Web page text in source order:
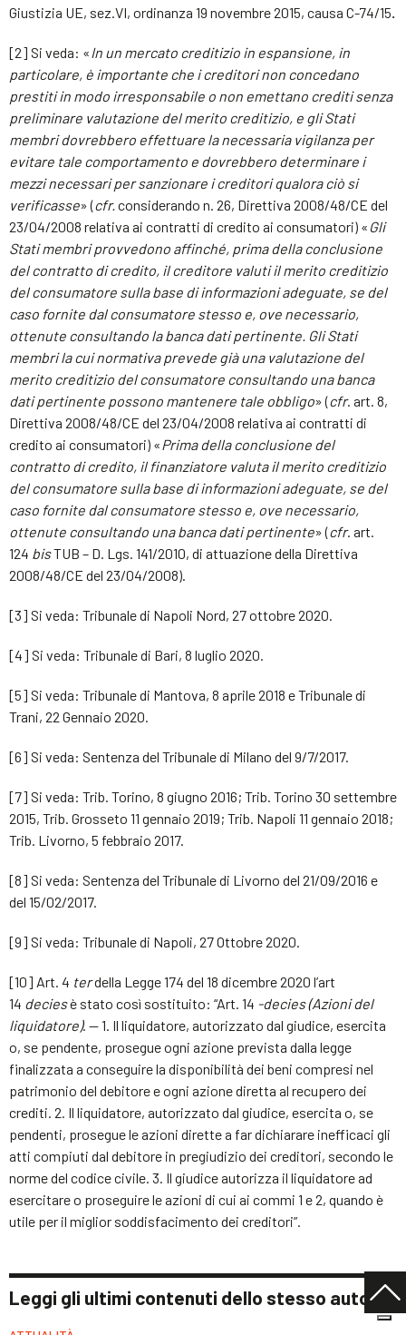
Giustizia UE, sez.VI, ordinanza 19 novembre 2015, causa C-74/15.
[2] Si veda: «In un mercato creditizio in espansione, in
particolare, è importante che i creditori non concedano
prestiti in modo irresponsabile o non emettano crediti senza
preliminare valutazione del merito creditizio, e gli Stati
membri dovrebbero effettuare la necessaria vigilanza per
evitare tale comportamento e dovrebbero determinare i
mezzi necessari per sanzionare i creditori qualora ciò si
verificasse» (cfr.considerando n. 26, Direttiva 2008/48/CE del
23/04/2008 relativa ai contratti di credito ai consumatori) « Gli
Stati membri provvedono affinché, prima della conclusione
del contratto di credito, il creditore valuti il merito creditizio
del consumatore sulla base di informazioni adeguate, se del
caso fornite dal consumatore stesso e, ove necessario,
ottenute consultando la banca dati pertinente. Gli Stati
membri la cui normativa prevede già una valutazione del
merito creditizio del consumatore consultando una banca
dati pertinente possono mantenere tale obbligo» (cfr. art. 8,
Direttiva 2008/48/CE del 23/04/2008 relativa ai contratti di
credito ai consumatori) «Prima della conclusione del
contratto di credito, il finanziatore valuta il merito creditizio
del consumatore sulla base di informazioni adeguate, se del
caso fornite dal consumatore stesso e, ove necessario,
ottenute consultando una banca dati pertinente» (cfr. art.
124 bisTUB – D. Lgs. 141/2010, di attuazione della Direttiva
2008/48/CE del 23/04/2008).
[3] Si veda: Tribunale di Napoli Nord, 27 ottobre 2020.
[4] Si veda: Tribunale di Bari, 8 luglio 2020.
[5] Si veda: Tribunale di Mantova, 8 aprile 2018 e Tribunale di
Trani, 22 Gennaio 2020.
[6] Si veda: Sentenza del Tribunale di Milano del 9/7/2017.
[7] Si veda: Trib. Torino, 8 giugno 2016; Trib. Torino 30 settembre
2015, Trib. Grosseto 11 gennaio 2019; Trib. Napoli 11 gennaio 2018;
Trib. Livorno, 5 febbraio 2017.
[8] Si veda: Sentenza del Tribunale di Livorno del 21/09/2016 e
del 15/02/2017.
[9] Si veda: Tribunale di Napoli, 27 Ottobre 2020.
[10] Art. 4 terdella Legge 174 del 18 dicembre 2020 l’art
14 deciesè stato così sostituito: “Art. 14 -decies (Azioni del
liquidatore). — 1. Il liquidatore, autorizzato dal giudice, esercita
o, se pendente, prosegue ogni azione prevista dalla legge
finalizzata a conseguire la disponibilità dei beni compresi nel
patrimonio del debitore e ogni azione diretta al recupero dei
crediti. 2. Il liquidatore, autorizzato dal giudice, esercita o, se
pendenti, prosegue le azioni dirette a far dichiarare inefficaci gli
atti compiuti dal debitore in pregiudizio dei creditori, secondo le
norme del codice civile. 3. Il giudice autorizza il liquidatore ad
esercitare o proseguire le azioni di cui ai commi 1 e 2, quando è
utile per il miglior soddisfacimento dei creditori”.
Leggi gli ultimi contenuti dello stesso autore